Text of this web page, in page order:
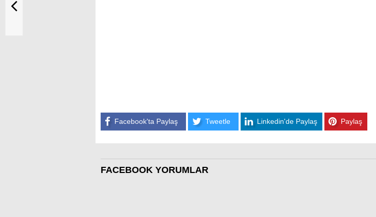
Facebook'ta Paylaş Tweetle Linkedin'de Paylaş Paylaş
FACEBOOK YORUMLAR